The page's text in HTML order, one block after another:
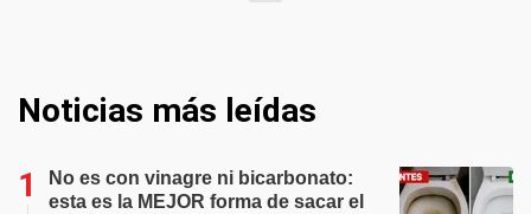
Noticias más leídas
No es con vinagre ni bicarbonato:
esta es la MEJOR forma de sacar el